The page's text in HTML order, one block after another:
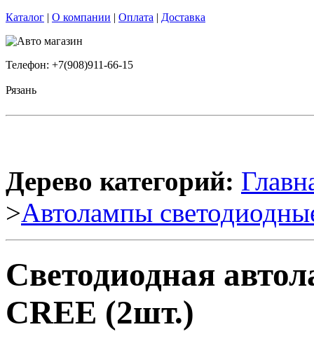
Каталог | О компании | Оплата | Доставка
Телефон: +7(908)911-66-15
Рязань
Дерево категорий:
>Автолампы
Светодиодная
CREE (2шт.)